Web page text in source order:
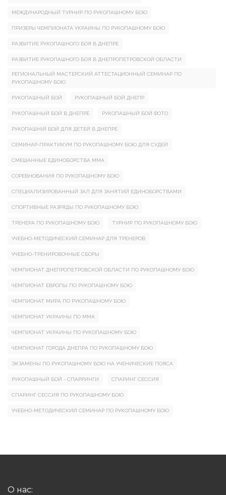
МЕЖДУНАРОДНЫЙ ТУРНИР ПО РУКОПАШНОМУ БОЮ
ПРИЗЕРЫ ЧЕМПИОНАТА УКРАИНЫ ПО РУКОПАШНОМУ БОЮ
РАЗВИТИЕ РУКОПАШНОГО БОЯ В ДНЕПРЕ
РАЗВИТИЕ РУКОПАШНОГО БОЯ В ДНЕПРОПЕТРОВСКОЙ ОБЛАСТИ
РЕГИОНАЛЬНЫЙ МАСТЕРСКИЙ АТТЕСТАЦИОННЫЙ СЕМИНАР ПО
РУКОПАШНОМУ БОЮ
РУКОПАШНЫЙ БОЙ РУКОПАШНЫЙ БОЙ ДНЕПР
РУКОПАШНЫЙ БОЙ В ДНЕПРЕ РУКОПАШНЫЙ БОЙ ФОТО
РУКОПАШНІЙ БОЙ ДЛЯ ДЕТЕЙ В ДНЕПРЕ
СЕМИНАР-ПРАКТИКУМ ПО РУКОПАШНОМУ БОЮ ДЛЯ СУДЕЙ
СМЕШАННЫЕ ЕДИНОБОРСТВА ММА
СОРЕВНОВАНИЯ ПО РУКОПАШНОМУ БОЮ
СПЕЦИАЛИЗИРОВАННЫЙ ЗАЛ ДЛЯ ЗАНЯТИЙ ЕДИНОБОРСТВАМИ
СПОРТИВНЫЕ РАЗРЯДЫ ПО РУКОПАШНОМУ БОЮ
ТРЕНЕРА ПО РУКОПАШНОМУ БОЮ ТУРНИР ПО РУКОПАШНОМУ БОЮ
УЧЕБНО-МЕТОДИЧЕСКИЙ СЕМИНАР ДЛЯ ТРЕНЕРОВ
УЧЕБНО-ТРЕНИРОВОЧНЫЕ СБОРЫ
ЧЕМПИОНАТ ДНЕПРОПЕТРОВСКОЙ ОБЛАСТИ ПО РУКОПАШНОМУ БОЮ
ЧЕМПИОНАТ ЕВРОПЫ ПО РУКОПАШНОМУ БОЮ
ЧЕМПИОНАТ МИРА ПО РУКОПАШНОМУ БОЮ
ЧЕМПИОНАТ УКРАИНЫ ПО ММА
ЧЕМПИОНАТ УКРАИНЫ ПО РУКОПАШНОМУ БОЮ
ЧЕМПИОНАТ ГОРОДА ДНЕПРА ПО РУКОПАШНОМУ БОЮ
ЭКЗАМЕНЫ ПО РУКОПАШНОМУ БОЮ НА УЧЕНИЧЕСКИЕ ПОЯСА
РУКОПАШНЫЙ БОЙ - СПАРРИНГИ СПАРИНГ СЕССИЯ
СПАРИНГ СЕССИЯ ПО РУКОПАШНОМУ БОЮ
УЧЕБНО-МЕТОДИЧЕСКИЙ СЕМИНАР ПО РУКОПАШНОМУ БОЮ
О нас: